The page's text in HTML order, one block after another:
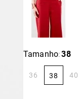
Tamanho: 38
36 38 40